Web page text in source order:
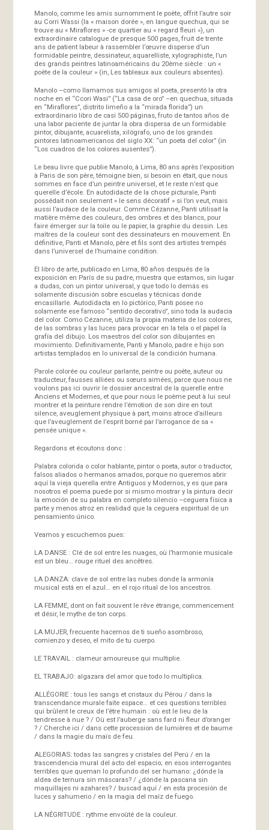
Manolo, comme les amis surnomment le poète, offrit l’autre soir
au Corri Wassi (la « maison dorée », en langue quechua, qui se
trouve au « Miraflores » -ce quartier au « regard fleuri »), un
extraordinaire catalogue de presque 500 pages, fruit de trente
ans de patient labeur à rassembler l’œuvre disperse d’un
formidable peintre, dessinateur, aquarelliste, xylographiste, l’un
des grands peintres latinoaméricains du 20ème siècle : un «
poète de la couleur » (in, Les tableaux aux couleurs absentes).
Manolo –como llamamos sus amigos al poeta, presentó la otra
noche en el “Ccori Wasi” (“La casa de oro” –en quechua, situada
en “Miraflores”, distrito limeño a la “mirada florida”) un
extraordinario libro de casi 500 páginas, fruto de tantos años de
una labor paciente de juntar la obra dispersa de un formidable
pintor, dibujante, acuarelista, xilógrafo, uno de los grandes
pintores latinoamericanos del siglo XX: “un poeta del color” (in
“Los cuadros de los colores ausentes”).
Le beau livre que publie Manolo, à Lima, 80 ans après l’exposition
à Paris de son père, témoigne bien, si besoin en était, que nous
sommes en face d’un peintre universel, et le reste n’est que
querelle d’école. En autodidacte de la chose picturale, Panti
possédait non seulement « le sens décoratif » si l’on veut, mais
aussi l’audace de la couleur. Comme Cézanne, Panti utilisait la
matière même des couleurs, des ombres et des blancs, pour
faire émerger sur la toile ou le papier, la graphie du dessin. Les
maîtres de la couleur sont des dessinateurs en mouvement. En
définitive, Panti et Manolo, père et fils sont des artistes trempés
dans l’universel de l’humaine condition.
El libro de arte, publicado en Lima, 80 años después de la
exposición en París de su padre, muestra que estamos, sin lugar
a dudas, con un pintor universal, y que todo lo demás es
solamente discusión sobre escuelas y técnicas donde
encasillarle. Autodidacta en lo pictórico, Panti posee no
solamente ese famoso “sentido decorativo”, sino toda la audacia
del color. Como Cézanne, utiliza la propia materia de los colores,
de las sombras y las luces para provocar en la tela o el papel la
grafía del dibujo. Los maestros del color son dibujantes en
movimiento. Definitivamente, Panti y Manolo, padre e hijo son
artistas templados en lo universal de la condición humana.
Parole colorée ou couleur parlante, peintre ou poète, auteur ou
traducteur, fausses alliées ou sœurs aimées, parce que nous ne
voulons pas ici ouvrir le dossier ancestral de la querelle entre
Anciens et Modernes, et que pour nous le poème peut à lui seul
montrer et la peinture rendre l’émotion de son dire en tout
silence, aveuglement physique à part, moins atroce d’ailleurs
que l’aveuglement de l’esprit borné par l’arrogance de sa «
pensée unique ».
Regardons et écoutons donc :
Palabra colorida o color hablante, pintor o poeta, autor o traductor,
falsos aliados o hermanos amados, porque no queremos abrir
aquí la vieja querella entre Antiguos y Modernos, y es que para
nosotros el poema puede por si mismo mostrar y la pintura decir
la emoción de su palabra en completo silencio –ceguera física a
parte y menos atroz en realidad que la ceguera espiritual de un
pensamiento único.
Veamos y escuchemos pues:
LA DANSE : Clé de sol entre les nuages, où l’harmonie musicale
est un bleu… rouge rituel des ancêtres.
LA DANZA: clave de sol entre las nubes donde la armonía
musical está en el azul… en el rojo ritual de los ancestros.
LA FEMME, dont on fait souvent le rêve étrange, commencement
et désir, le mythe de ton corps.
LA MUJER, frecuente hacemos de ti sueño asombroso,
comienzo y deseo, el mito de tu cuerpo.
LE TRAVAIL : clameur amoureuse qui multiplie.
EL TRABAJO: algazara del amor que todo lo multiplica.
ALLÉGORIE : tous les sangs et cristaux du Pérou / dans la
transcendance murale faite espace… et ces questions terribles
qui brûlent le creux de l’être humain : où est le lieu de la
tendresse à nue ? / Où est l’auberge sans fard ni fleur d’oranger
? / Cherche ici / dans cette procession de lumières et de baume
/ dans la magie du maïs de feu.
ALEGORIAS: todas las sangres y cristales del Perú / en la
trascendencia mural del acto del espacio; en esos interrogantes
terribles que queman lo profundo del ser humano: ¿dónde la
aldea de ternura sin máscaras? / ¿dónde la pascana sin
maquillajes ni azahares? / buscad aquí / en esta procesión de
luces y sahumerio / en la magia del maíz de fuego.
LA NÉGRITUDE : rythme envoûté de la couleur.